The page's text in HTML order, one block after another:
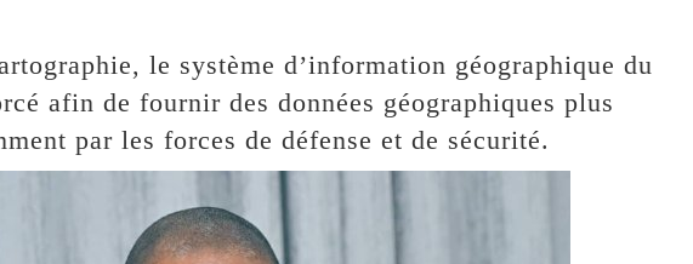
le système d’information géographique du
afin de fournir des données géographiques plus
par les forces de défense et de sécurité.